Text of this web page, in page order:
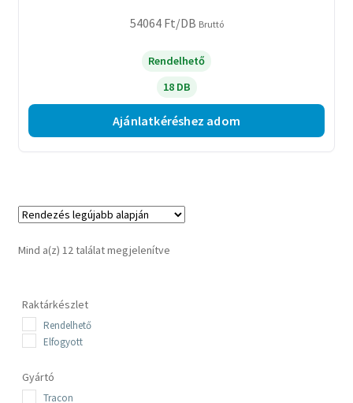
54064 Ft/DB Bruttó
Rendelhető
18 DB
Ajánlatkéréshez adom
Mind a(z) 12 találat megjelenítveSorted
Raktárkészlet
Rendelhető
Elfogyott
Gyártó
Tracon